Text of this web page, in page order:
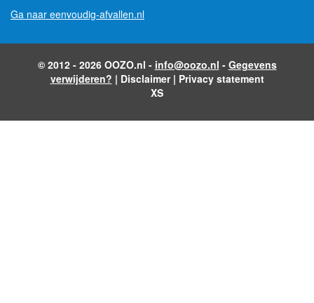
Ga naar eenvoudig-afvallen.nl
© 2012 - 2026 OOZO.nl - info@oozo.nl - Gegevens
verwijderen? | Disclaimer| Privacy statement
XS